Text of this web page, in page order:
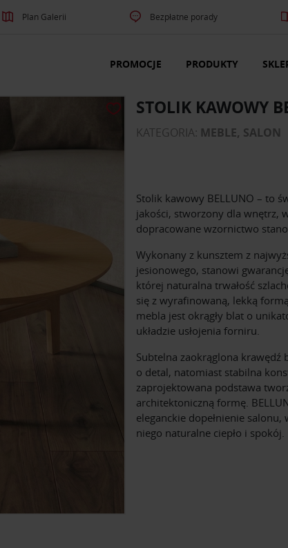
Plan Galerii Bezpłatne porady
PROMOCJE PRODUKTY
STOLIK KAWOWY
KATEGORIA: MEBLE, SALON
Stolik kawowy BELLUNO – to
jakości, stworzony dla wnętrz,
dopracowane wzornictwo
Wykonany z kunsztem z
jesionowego, stanowi
której naturalna trwałość
się z wyrafinowaną, lekką
mebla jest okrągły blat o
układzie usłojenia forniru.
Subtelna zaokrąglona krawędź
o detal, natomiast stabilna
zaprojektowana podstawa
architektoniczną formę.
eleganckie dopełnienie salonu,
niego naturalne ciepło i spokój.